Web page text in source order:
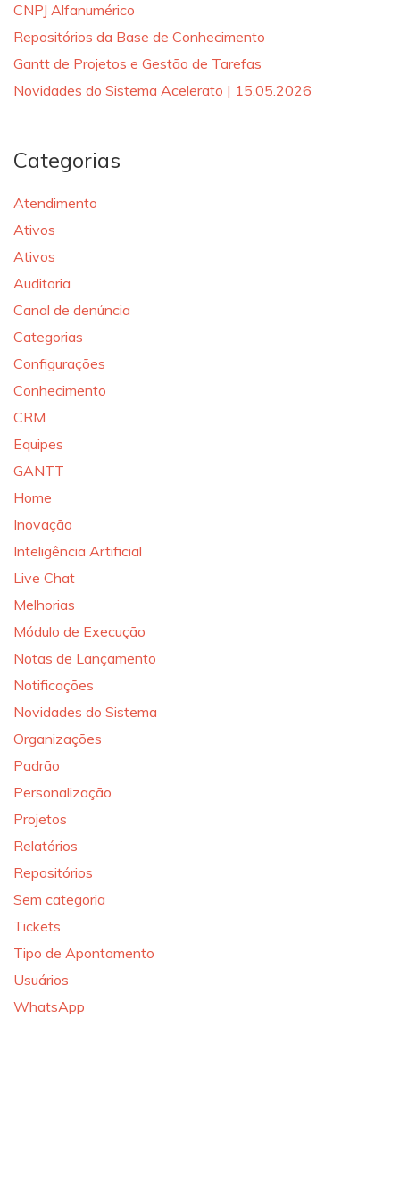
CNPJ Alfanumérico
Repositórios da Base de Conhecimento
Gantt de Projetos e Gestão de Tarefas
Novidades do Sistema Acelerato | 15.05.2026
Categorias
Atendimento
Ativos
Ativos
Auditoria
Canal de denúncia
Categorias
Configurações
Conhecimento
CRM
Equipes
GANTT
Home
Inovação
Inteligência Artificial
Live Chat
Melhorias
Módulo de Execução
Notas de Lançamento
Notificações
Novidades do Sistema
Organizações
Padrão
Personalização
Projetos
Relatórios
Repositórios
Sem categoria
Tickets
Tipo de Apontamento
Usuários
WhatsApp